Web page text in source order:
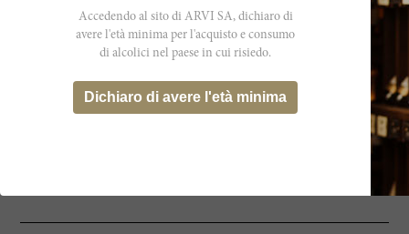
Produttore
Weingut Keller
Accedendo al sito di ARVI SA, dichiaro di
avere l'età minima per l'acquisto e consumo
di alcolici nel paese in cui risiedo.
Dichiaro di avere l'età minima